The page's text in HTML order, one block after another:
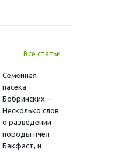
Все статьи
Семейная
пасека
Бобринских –
Несколько слов
о разведении
породы пчел
Бакфаст, и